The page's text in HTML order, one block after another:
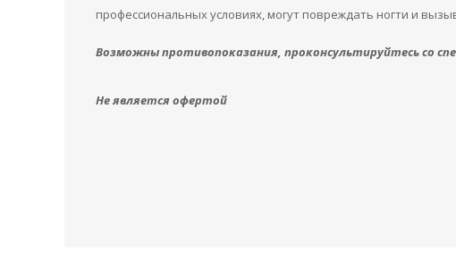
профессиональных условиях, могут повреждать ногти и
Возможны противопоказания, проконсультируйтесь со
Не является офертой